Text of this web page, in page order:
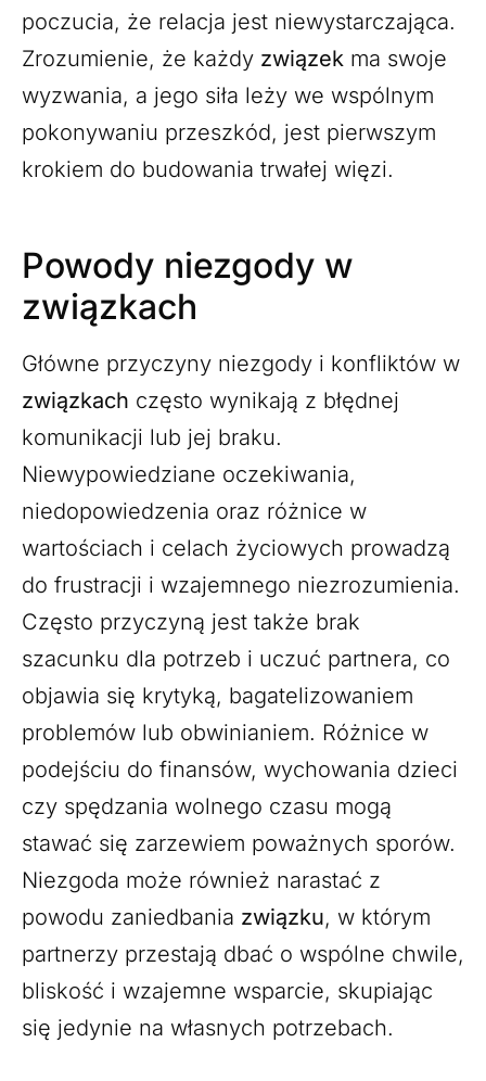
poczucia, że relacja jest niewystarczająca.
Zrozumienie, że każdy związek ma swoje
wyzwania, a jego siła leży we wspólnym
pokonywaniu przeszkód, jest pierwszym
krokiem do budowania trwałej więzi.
Powody niezgody w
związkach
Główne przyczyny niezgody i konfliktów w
związkach często wynikają z błędnej
komunikacji lub jej braku.
Niewypowiedziane oczekiwania,
niedopowiedzenia oraz różnice w
wartościach i celach życiowych prowadzą
do frustracji i wzajemnego niezrozumienia.
Często przyczyną jest także brak
szacunku dla potrzeb i uczuć partnera, co
objawia się krytyką, bagatelizowaniem
problemów lub obwinianiem. Różnice w
podejściu do finansów, wychowania dzieci
czy spędzania wolnego czasu mogą
stawać się zarzewiem poważnych sporów.
Niezgoda może również narastać z
powodu zaniedbania związku, w którym
partnerzy przestają dbać o wspólne chwile,
bliskość i wzajemne wsparcie, skupiając
się jedynie na własnych potrzebach.